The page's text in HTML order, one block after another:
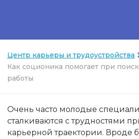
Центр карьеры и трудоустройства
Как соционика помогает при
работы
Очень часто молодые
сталкиваются с трудностями
карьерной траектории. Вроде